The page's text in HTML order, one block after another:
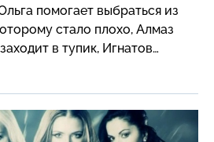
помогает выбраться из
стало плохо, Алмаз
в тупик, Игнатов
звонка…